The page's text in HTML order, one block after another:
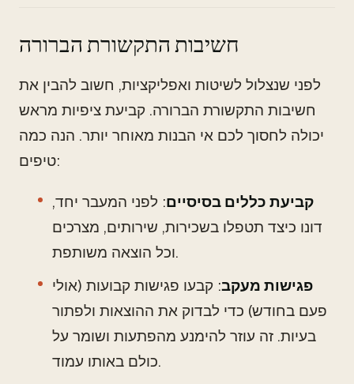
חשיבות התקשורת הברורה
לפני שנצלול לשיטות ואפליקציות, חשוב להבין את
חשיבות התקשורת הברורה. קביעת ציפיות מראש
יכולה לחסוך לכם אי הבנות מאוחר יותר. הנה כמה
טיפים:
קביעת כללים בסיסיים: לפני המעבר יחד,
דונו כיצד תטפלו בשכירות, שירותים, מצרכים
וכל הוצאה משותפת.
פגישות מעקב: קבעו פגישות קבועות (אולי
פעם בחודש) כדי לבדוק את ההוצאות ולפתור
בעיות. זה עוזר להימנע מהפתעות ושומר על
כולם באותו עמוד.